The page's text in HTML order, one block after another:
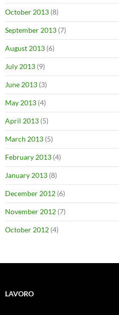
October 2013 (8)
September 2013 (7)
August 2013 (6)
July 2013 (9)
June 2013 (3)
May 2013 (4)
April 2013 (5)
March 2013 (5)
February 2013 (4)
January 2013 (8)
December 2012 (6)
November 2012 (7)
October 2012 (4)
LAVORO